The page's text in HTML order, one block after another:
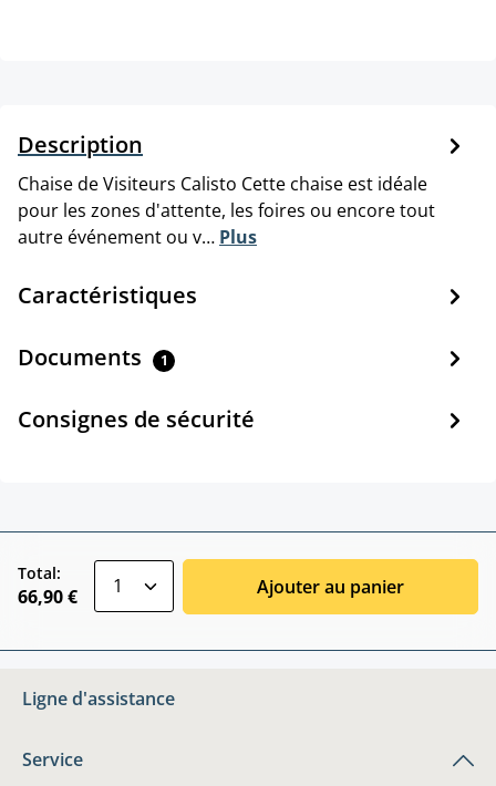
Description
Chaise de Visiteurs Calisto Cette chaise est idéale
pour les zones d'attente, les foires ou encore tout
autre événement ou v… Plus
Caractéristiques
Documents 1
Consignes de sécurité
Total:
66,90 € Ajouter au panier
Ligne d'assistance
Service